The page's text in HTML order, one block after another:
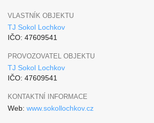
VLASTNÍK OBJEKTU
TJ Sokol Lochkov
IČO: 47609541
PROVOZOVATEL OBJEKTU
TJ Sokol Lochkov
IČO: 47609541
KONTAKTNÍ INFORMACE
Web: www.sokollochkov.cz